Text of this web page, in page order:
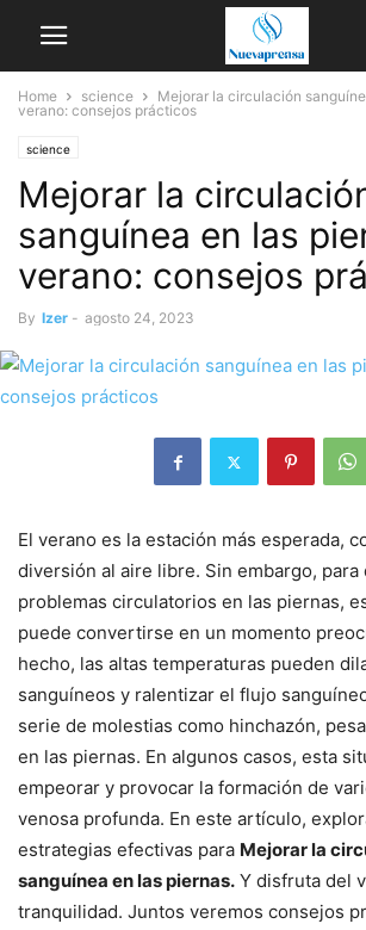
Home science
Mejorar la circulación
verano: consejos prácticos
science
Mejorar la
sanguínea en las
verano: consejos
By Izer - agosto 24, 2023
El verano es la estación más esperada,
diversión al aire libre. Sin embargo,
problemas circulatorios en las piernas,
puede convertirse en un momento
hecho, las altas temperaturas pueden
sanguíneos y ralentizar el flujo
serie de molestias como hinchazón,
en las piernas. En algunos casos, esta
empeorar y provocar la formación de
venosa profunda. En este artículo,
estrategias efectivas para Mejorar la
sanguínea en las piernas. Y disfruta del
tranquilidad. Juntos veremos consejos